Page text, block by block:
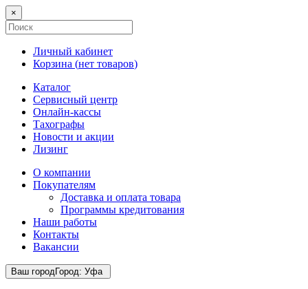
×
Личный кабинет
Корзина (нет товаров)
Каталог
Сервисный центр
Онлайн-кассы
Тахографы
Новости и акции
Лизинг
О компании
Покупателям
Доставка и оплата товара
Программы кредитования
Наши работы
Контакты
Вакансии
Ваш городГород: Уфа